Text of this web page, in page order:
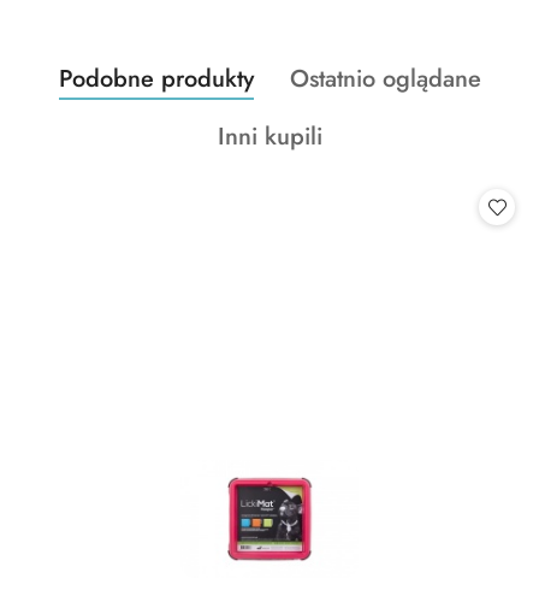
Pomiń karuzelę produktów
Produkty
o
Podobne produkty
Produkty
statusie:
Ostatnio oglądane
Produkty
Inni kupili